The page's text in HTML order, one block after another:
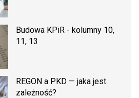
Budowa KPiR - kolumny 10,
11, 13
REGON a PKD — jaka jest
zależność?